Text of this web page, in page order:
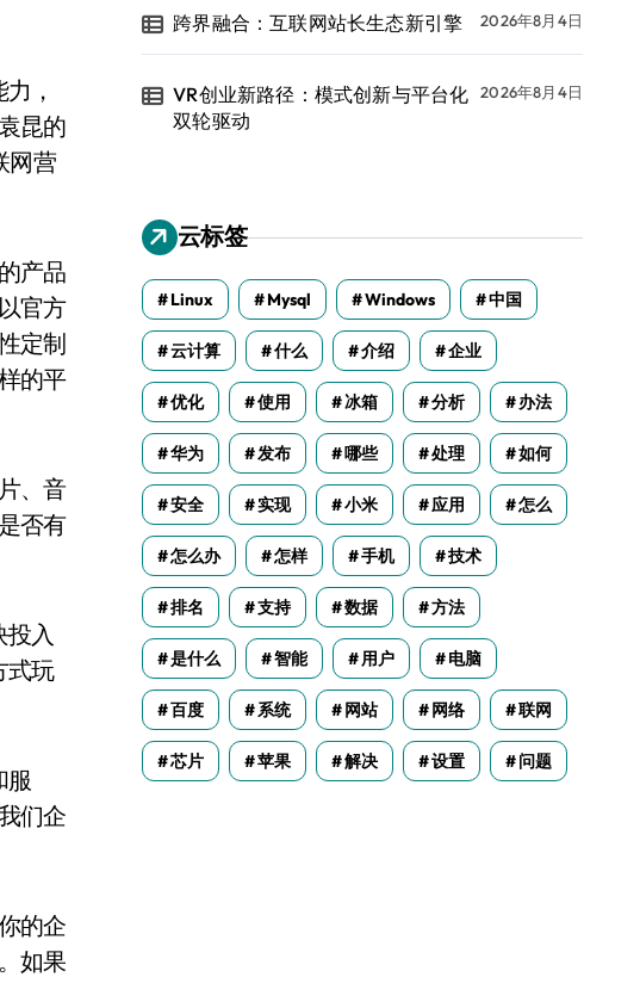
，
昆的
网营
产品
官方
定制
的平
、音
否有
入
式玩
服
们企
的企
如果
跨界融合：互联网站长生态新引擎 2026年8月4日
VR创业新路径：模式创新与平台化
双轮驱动
2026年8月4日
云标签
Linux Mysql Windows 中国
云计算 什么 介绍 企业
优化 使用 冰箱 分析 办法
华为 发布 哪些 处理 如何
安全 实现 小米 应用 怎么
怎么办 怎样 手机 技术
排名 支持 数据 方法
是什么 智能 用户 电脑
百度 系统 网站 网络 联网
芯片 苹果 解决 设置 问题